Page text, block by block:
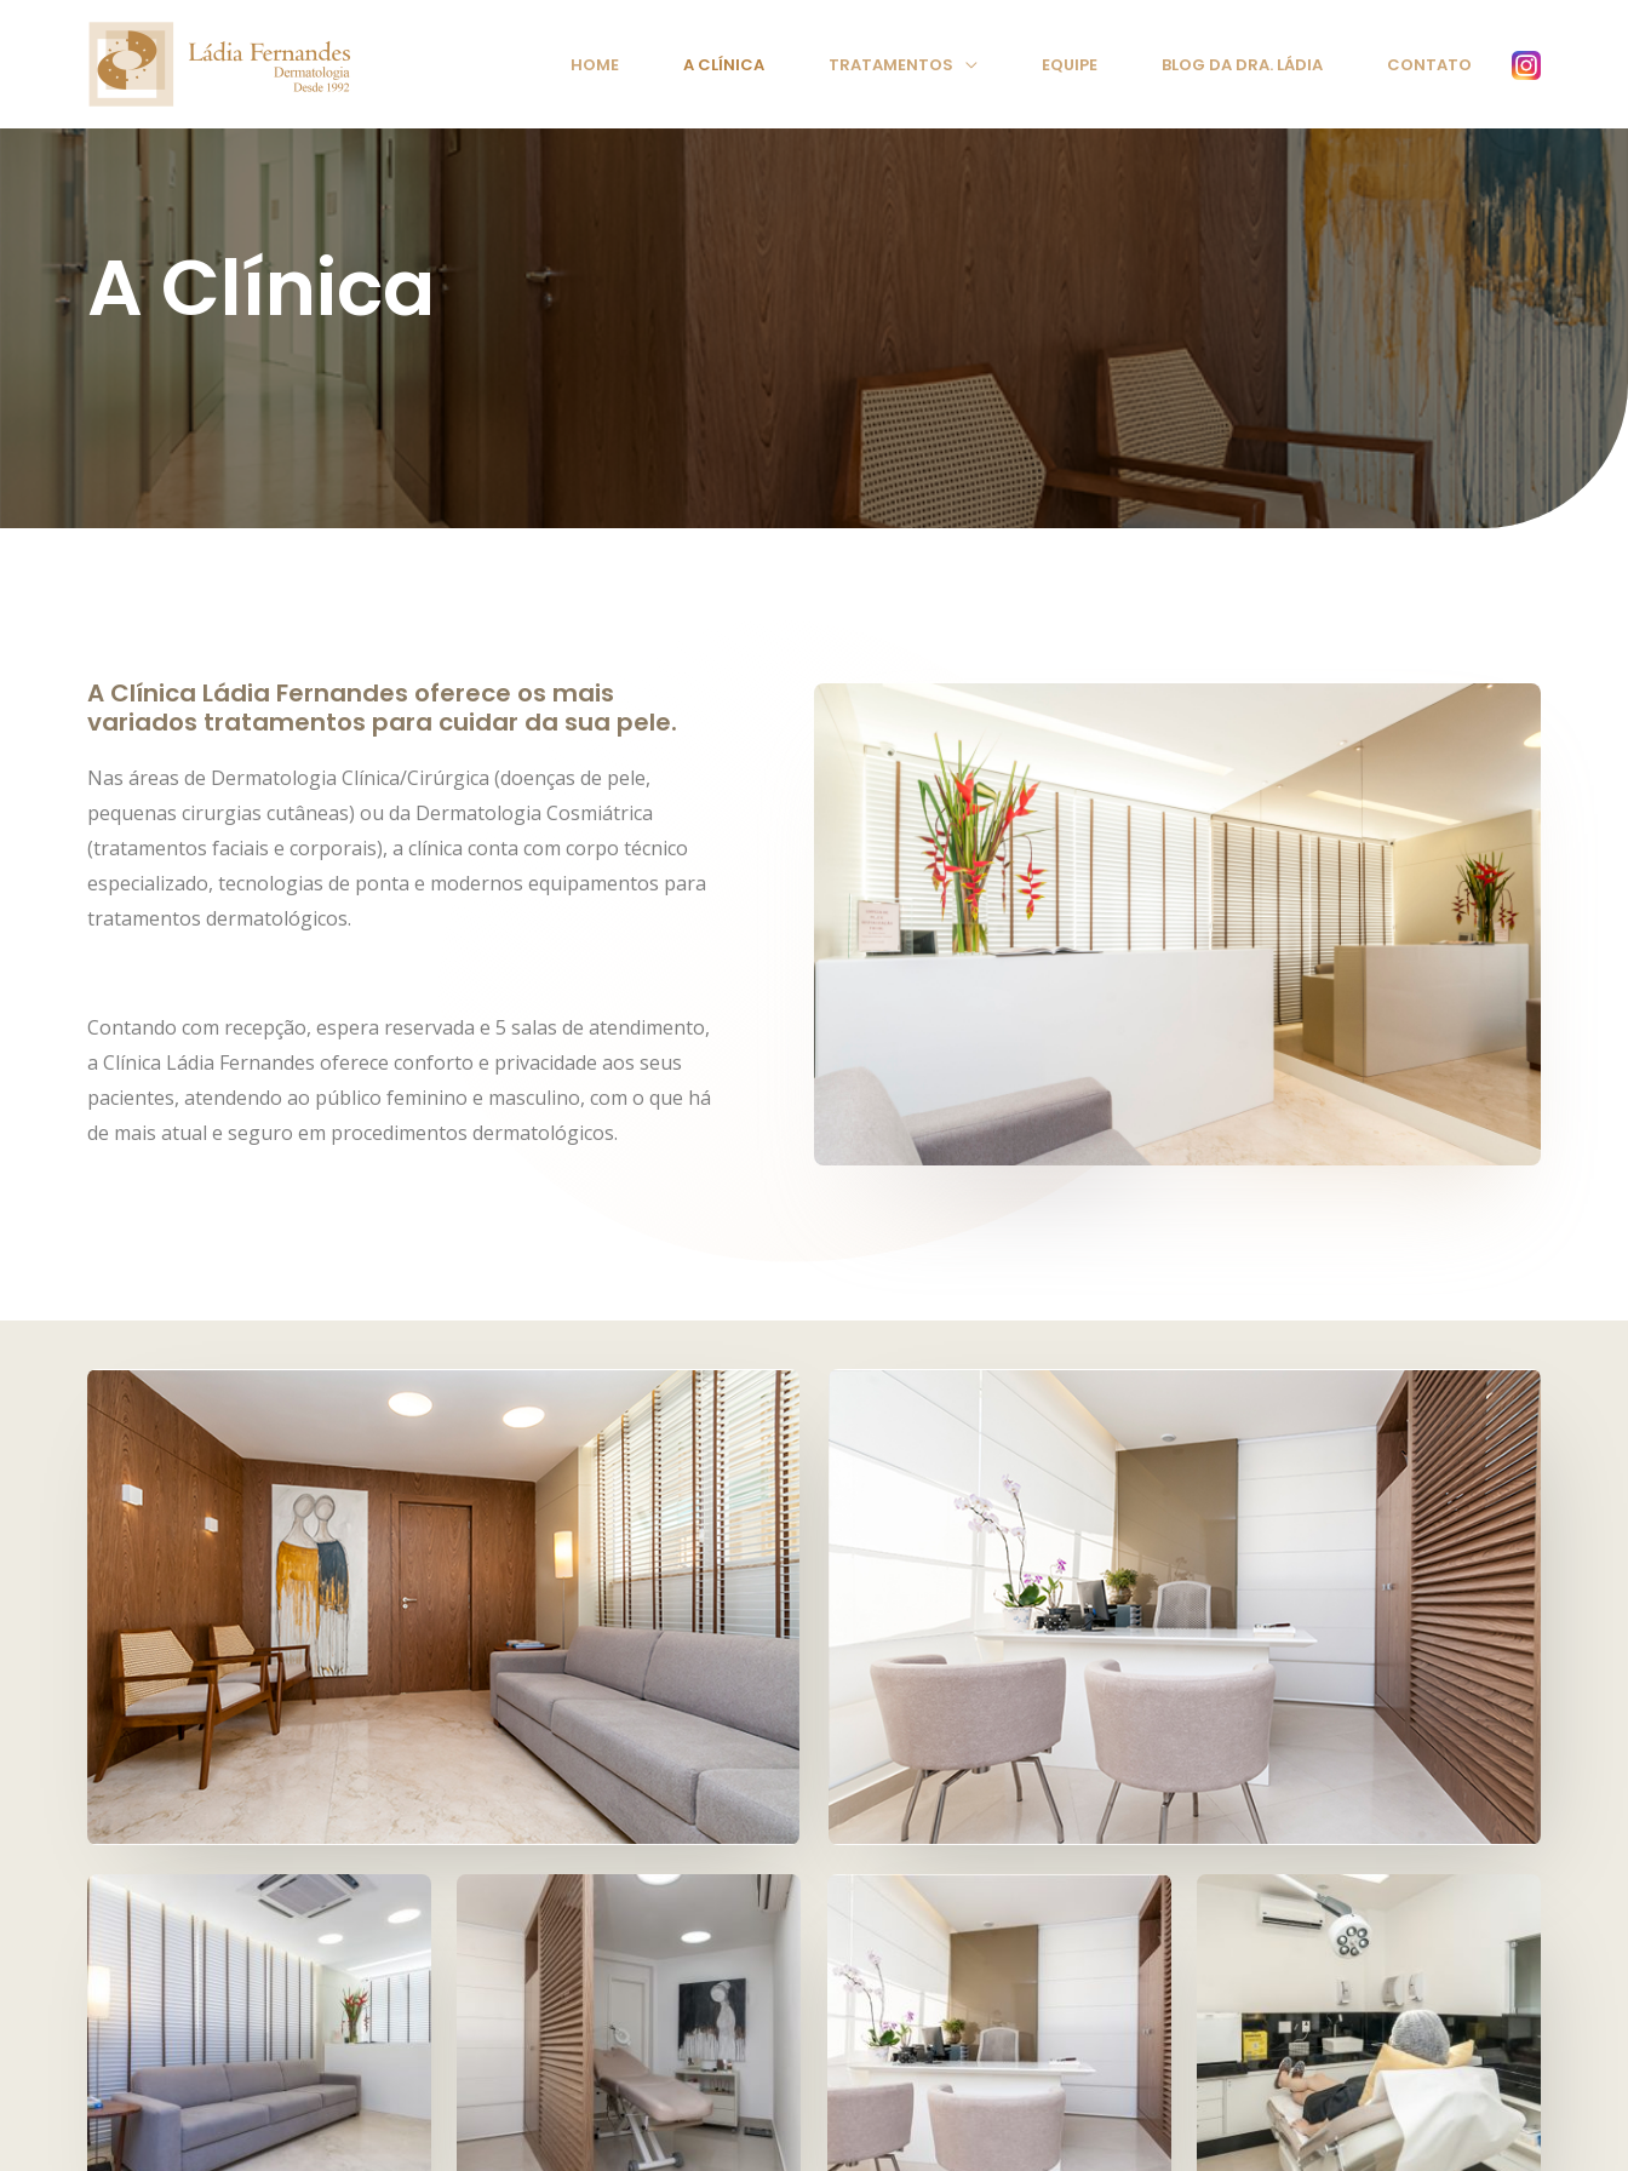
HOME A CLÍNICA TRATAMENTOS EQUIPE BLOG DA DRA. LÁDIA CONTATO
A Clínica
A Clínica Ládia Fernandes oferece os mais
variados tratamentos para cuidar da sua pele.
Nas áreas de Dermatologia Clínica/Cirúrgica (doenças de pele,
pequenas cirurgias cutâneas) ou da Dermatologia Cosmiátrica
(tratamentos faciais e corporais), a clínica conta com corpo técnico
especializado, tecnologias de ponta e modernos equipamentos para
tratamentos dermatológicos.
Contando com recepção, espera reservada e 5 salas de atendimento,
a Clínica Ládia Fernandes oferece conforto e privacidade aos seus
pacientes, atendendo ao público feminino e masculino, com o que há
de mais atual e seguro em procedimentos dermatológicos.